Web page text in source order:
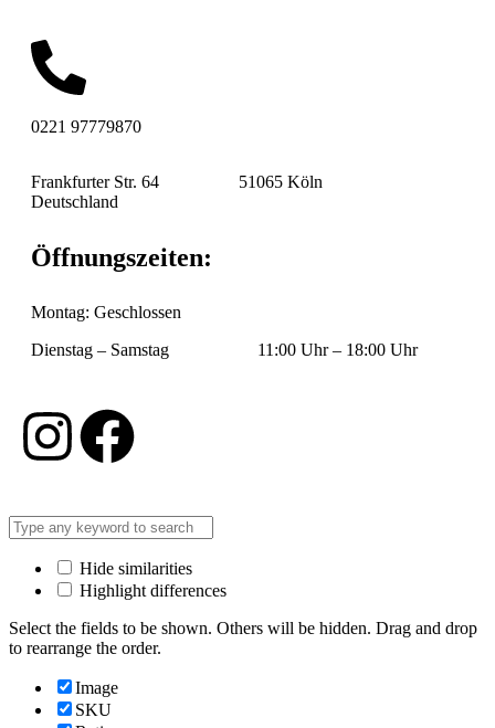
0221 97779870
Frankfurter Str. 64 51065 Köln
Deutschland
Öffnungszeiten:
Montag: Geschlossen
Dienstag – Samstag 11:00 Uhr – 18:00 Uhr
Hide similarities
Highlight differences
Select the fields to be shown. Others will be hidden. Drag and drop
to rearrange the order.
Image
SKU